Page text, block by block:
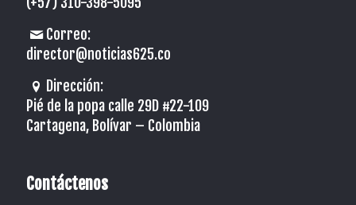
Correo:
director@noticias625.co
Dirección:
Pié de la popa calle 29D #22-109
Cartagena, Bolívar – Colombia
Contáctenos